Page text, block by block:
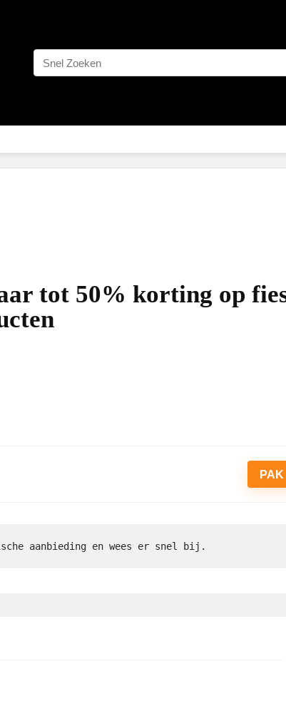
tot 50% korting op
aanbieding en wees er snel bij.